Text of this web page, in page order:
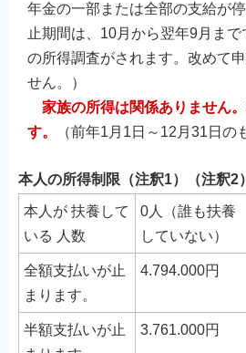
年金の一部または全部の支給が
止期間は、10月から翌年9月まで
の所得調査がされます。改めて
せん。）
家族の所得は関係ありません
す。
（前年1月1日～12月31日の
本人の所得制限（注釈1）（注釈2）
本人が 扶養して
いる 人数
0人（誰も扶養
していない）
全額支払いが止
まります。
4.794.000円
半額支払いが止
3.761.000円